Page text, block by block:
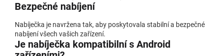
Bezpečné nabíjení
Nabíječka je navržena tak, aby poskytovala stabilní a bezpečné
nabíjení všech vašich zařízení.
Je nabíječka kompatibilní s Android